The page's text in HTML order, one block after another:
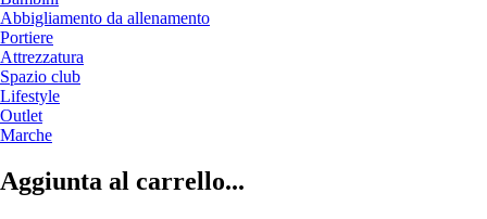
Abbigliamento da allenamento
Portiere
Attrezzatura
Spazio club
Lifestyle
Outlet
Marche
Aggiunta al carrello...